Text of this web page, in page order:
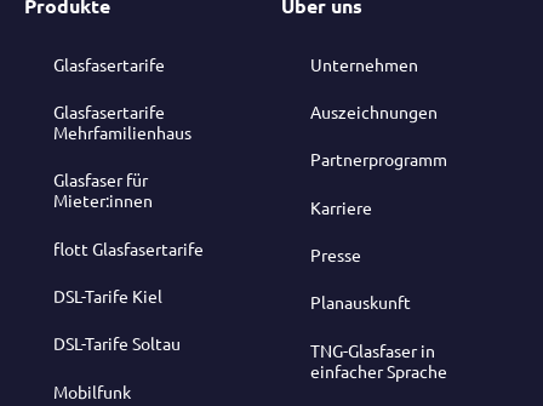
Produkte
Glasfasertarife
Glasfasertarife
Mehrfamilienhaus
Glasfaser für
Mieter:innen
flott Glasfasertarife
DSL-Tarife Kiel
DSL-Tarife Soltau
Mobilfunk
Über uns
Unternehmen
Auszeichnungen
Partnerprogramm
Karriere
Presse
Planauskunft
TNG-Glasfaser in
einfacher Sprache